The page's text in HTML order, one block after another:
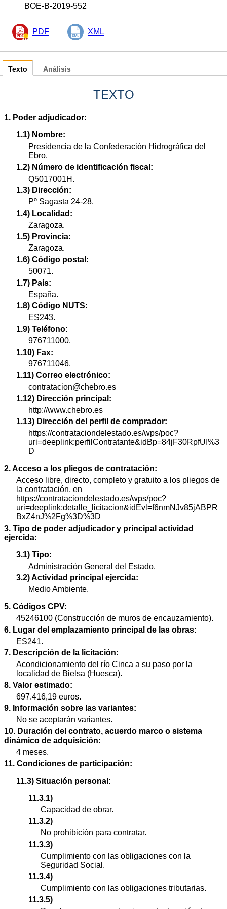
BOE-B-2019-552
PDF XML
Texto
TEXTO
1. Poder adjudicador:
1.1) Nombre:
Presidencia de la Confederación Hidrográfica del
Ebro.
1.2) Número de identificación fiscal:
Q5017001H.
1.3) Dirección:
Pº Sagasta 24-28.
1.4) Localidad:
Zaragoza.
1.5) Provincia:
Zaragoza.
1.6) Código postal:
50071.
1.7) País:
España.
1.8) Código NUTS:
ES243.
1.9) Teléfono:
976711000.
1.10) Fax:
976711046.
1.11) Correo electrónico:
contratacion@chebro.es
1.12) Dirección principal:
http://www.chebro.es
1.13) Dirección del perfil de comprador:
https://contrataciondelestado.es/wps/poc?
uri=deeplink:perfilContratante&idBp=84jF30RpfUI%3
D
2. Acceso a los pliegos de contratación:
Acceso libre, directo, completo y gratuito a los pliegos de
la contratación, en
https://contrataciondelestado.es/wps/poc?
uri=deeplink:detalle_licitacion&idEvl=f6nmNJv85jABPR
BxZ4nJ%2Fg%3D%3D
3. Tipo de poder adjudicador y principal actividad
ejercida:
3.1) Tipo:
Administración General del Estado.
3.2) Actividad principal ejercida:
Medio Ambiente.
5. Códigos CPV:
45246100 (Construcción de muros de encauzamiento).
6. Lugar del emplazamiento principal de las obras:
ES241.
7. Descripción de la licitación:
Acondicionamiento del río Cinca a su paso por la
localidad de Bielsa (Huesca).
8. Valor estimado:
697.416,19 euros.
9. Información sobre las variantes:
No se aceptarán variantes.
10. Duración del contrato, acuerdo marco o sistema
dinámico de adquisición:
4 meses.
11. Condiciones de participación:
11.3) Situación personal:
11.3.1)
Capacidad de obrar.
11.3.2)
No prohibición para contratar.
11.3.3)
Cumplimiento con las obligaciones con la
Seguridad Social.
11.3.4)
Cumplimiento con las obligaciones tributarias.
11.3.5)
Análisis